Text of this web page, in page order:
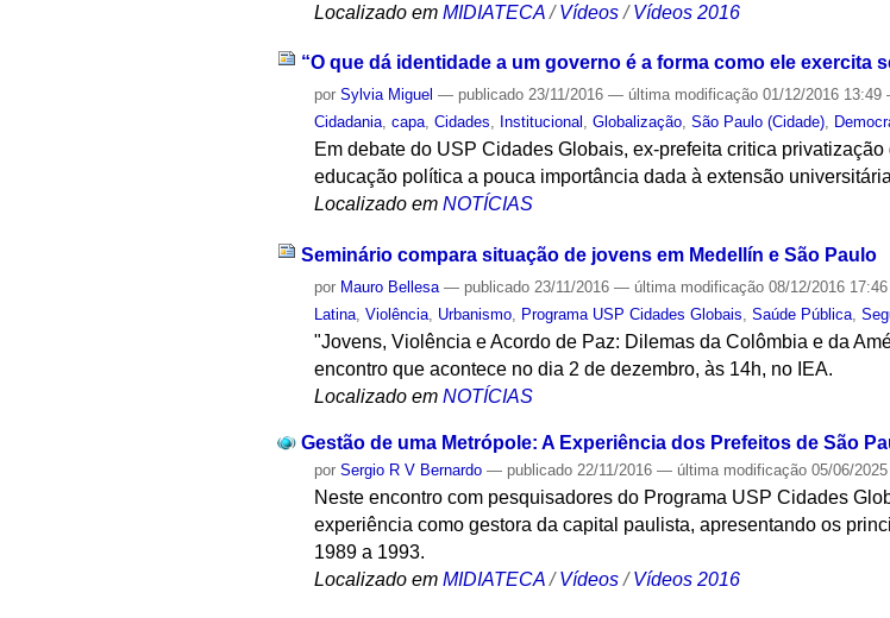
Localizado em MIDIATECA /Vídeos /Vídeos 2016
“O que dá identidade a um governo é a forma como ele exercita
porSylvia Miguel — publicado 23/11/2016— última modificação 01/12/2016 13:49
Cidadania,capa,Cidades, Institucional ,Globalização,São Paulo (Cidade),
Em debate do USP Cidades Globais, ex-prefeita critica
educação política a pouca importância dada à extensão universitária
Localizado em NOTÍCIAS
Seminário compara situação de jovens em Medellín e São Paulo
por Mauro Bellesa — publicado 23/11/2016— última modificação 08/12/2016
Latina,Violência, Urbanismo, Programa USP Cidades Globais,Saúde Pública,
"Jovens, Violência e Acordo de Paz: Dilemas da Colômbia e da
encontro que acontece no dia 2 de dezembro, às 14h, no IEA.
Localizado em NOTÍCIAS
Gestão de uma Metrópole: A Experiência dos Prefeitos de São
porSergio R V Bernardo — publicado 22/11/2016— última modificação 05/06/
Neste encontro com pesquisadores do Programa USP Cidades
experiência como gestora da capital paulista, apresentando os
1989 a 1993.
Localizado em MIDIATECA /Vídeos /Vídeos 2016